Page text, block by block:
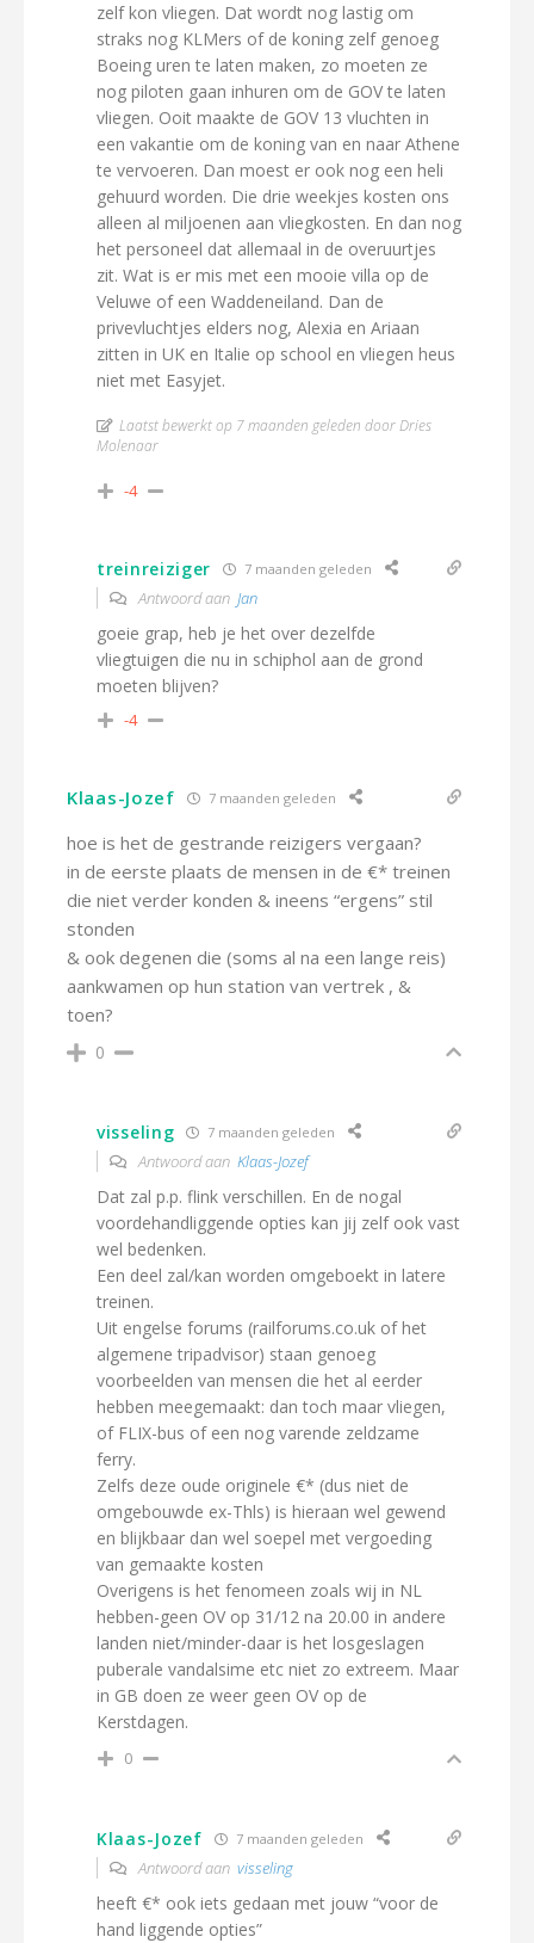
zelf kon vliegen. Dat wordt nog lastig om
straks nog KLMers of de koning zelf genoeg
Boeing uren te laten maken, zo moeten ze
nog piloten gaan inhuren om de GOV te laten
vliegen. Ooit maakte de GOV 13 vluchten in
een vakantie om de koning van en naar Athene
te vervoeren. Dan moest er ook nog een heli
gehuurd worden. Die drie weekjes kosten ons
alleen al miljoenen aan vliegkosten. En dan nog
het personeel dat allemaal in de overuurtjes
zit. Wat is er mis met een mooie villa op de
Veluwe of een Waddeneiland. Dan de
privevluchtjes elders nog, Alexia en Ariaan
zitten in UK en Italie op school en vliegen heus
niet met Easyjet.
Laatst bewerkt op 7 maanden geleden door Dries
Molenaar
-4
treinreiziger 7 maanden geleden
Antwoord aan Jan
goeie grap, heb je het over dezelfde
vliegtuigen die nu in schiphol aan de grond
moeten blijven?
-4
Klaas-Jozef 7 maanden geleden
hoe is het de gestrande reizigers vergaan?
in de eerste plaats de mensen in de €* treinen
die niet verder konden & ineens “ergens” stil
stonden
& ook degenen die (soms al na een lange reis)
aankwamen op hun station van vertrek , &
toen?
0
visseling 7 maanden geleden
Antwoord aan Klaas-Jozef
Dat zal p.p. flink verschillen. En de nogal
voordehandliggende opties kan jij zelf ook vast
wel bedenken.
Een deel zal/kan worden omgeboekt in latere
treinen.
Uit engelse forums (railforums.co.uk of het
algemene tripadvisor) staan genoeg
voorbeelden van mensen die het al eerder
hebben meegemaakt: dan toch maar vliegen,
of FLIX-bus of een nog varende zeldzame
ferry.
Zelfs deze oude originele €* (dus niet de
omgebouwde ex-Thls) is hieraan wel gewend
en blijkbaar dan wel soepel met vergoeding
van gemaakte kosten
Overigens is het fenomeen zoals wij in NL
hebben-geen OV op 31/12 na 20.00 in andere
landen niet/minder-daar is het losgeslagen
puberale vandalsime etc niet zo extreem. Maar
in GB doen ze weer geen OV op de
Kerstdagen.
0
Klaas-Jozef 7 maanden geleden
Antwoord aan visseling
heeft €* ook iets gedaan met jouw “voor de
hand liggende opties”